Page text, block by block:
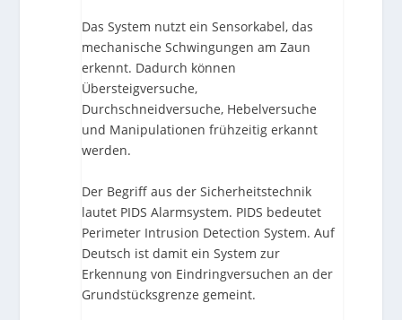
Das System nutzt ein Sensorkabel, das
mechanische Schwingungen am Zaun
erkennt. Dadurch können
Übersteigversuche,
Durchschneidversuche, Hebelversuche
und Manipulationen frühzeitig erkannt
werden.
Der Begriff aus der Sicherheitstechnik
lautet PIDS Alarmsystem. PIDS bedeutet
Perimeter Intrusion Detection System. Auf
Deutsch ist damit ein System zur
Erkennung von Eindringversuchen an der
Grundstücksgrenze gemeint.